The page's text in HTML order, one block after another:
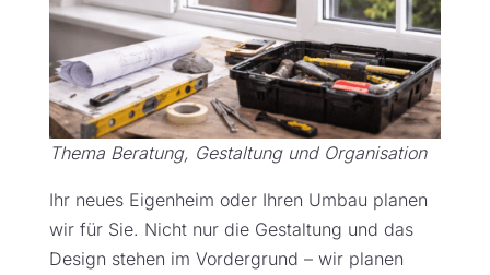
Thema Beratung, Gestaltung und Organisation
Ihr neues Eigenheim oder Ihren Umbau planen
wir für Sie. Nicht nur die Gestaltung und das
Design stehen im Vordergrund – wir planen